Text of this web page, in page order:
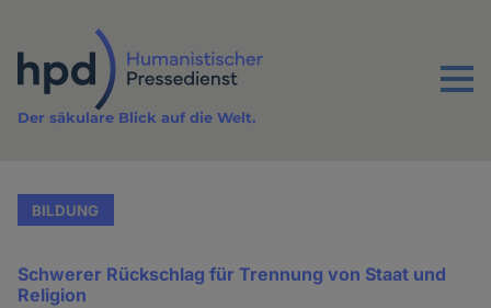
Inhalt
Menu
Der säkulare Blick auf die Welt.
BILDUNG
Schwerer Rückschlag für Trennung von Staat und
Religion